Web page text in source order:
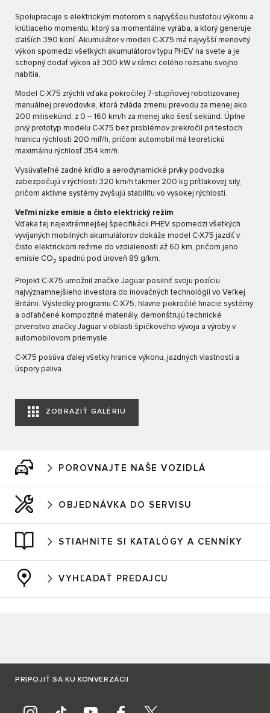
Spolupracuje s elektrickým motorom s najvyššou hustotou výkonu a
krútiaceho momentu, ktorý sa momentálne vyrába, a ktorý generuje
ďalších 390 koní. Akumulátor v modeli C-X75 má najvyšší menovitý
výkon spomedzi všetkých akumulátorov typu PHEV na svete a je
schopný dodať výkon až 300 kW v rámci celého rozsahu svojho
nabitia.
Model C-X75 zrýchli vďaka pokročilej 7-stupňovej robotizovanej
manuálnej prevodovke, ktorá zvláda zmenu prevodu za menej ako
200 milisekúnd, z 0 – 160 km/h za menej ako šesť sekúnd. Úplne
prvý prototyp modelu C-X75 bez problémov prekročil pri testoch
hranicu rýchlosti 200 míľ/h, pričom automobil má teoretickú
maximálnu rýchlosť 354 km/h.
Vysúvateľné zadné krídlo a aerodynamické prvky podvozka
zabezpečujú v rýchlosti 320 km/h takmer 200 kg prítlakovej sily,
pričom aktívne systémy zvyšujú stabilitu vo vysokej rýchlosti.
Veľmi nízke emisie a čisto elektrický režim
Vďaka tej najextrémnejšej špecifikácii PHEV spomedzi všetkých
vyvíjaných mobilných akumulátorov dokáže model C-X75 jazdiť v
čisto elektrickom režime do vzdialenosti až 60 km, pričom jeho
emisie CO2 spadnú pod úroveň 89 g/km.
Projekt C-X75 umožnil značke Jaguar posilniť svoju pozíciu
najvýznamnejšieho investora do inovačných technológií vo Veľkej
Británii. Výsledky programu C-X75, hlavne pokročilé hnacie systémy
a odľahčené kompozitné materiály, demonštrujú technické
prvenstvo značky Jaguar v oblasti špičkového vývoja a výroby v
automobilovom priemysle.
C-X75 posúva ďalej všetky hranice výkonu, jazdných vlastností a
úspory paliva.
ZOBRAZIŤ GALÉRIU
POROVNAJTE NAŠE VOZIDLÁ
OBJEDNÁVKA DO SERVISU
STIAHNITE SI KATALÓGY A CENNÍKY
VYHĽADAŤ PREDAJCU
PRIPOJIŤ SA KU KONVERZÁCII